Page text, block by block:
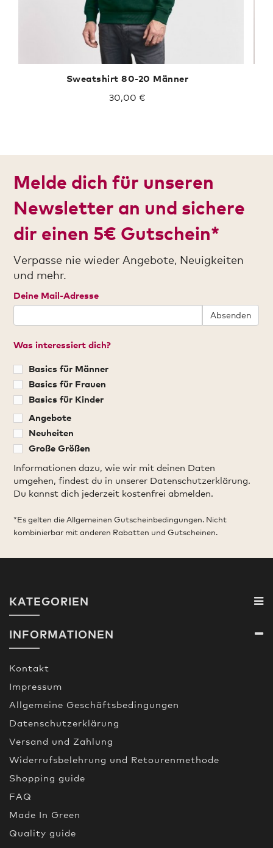
Sweatshirt 80-20 Männer
30,00 €
Melde dich für unseren
Newsletter an und sichere
dir einen 5€ Gutschein*
Verpasse nie wieder Angebote, Neuigkeiten
und mehr.
Deine Mail-Adresse
Absenden
Was interessiert dich?
Basics für Männer
Basics für Frauen
Basics für Kinder
Angebote
Neuheiten
Große Größen
Informationen dazu, wie wir mit deinen Daten
umgehen, findest du in unserer Datenschutzerklärung.
Du kannst dich jederzeit kostenfrei abmelden.
*Es gelten die Allgemeinen Gutscheinbedingungen. Nicht
kombinierbar mit anderen Rabatten und Gutscheinen.
KATEGORIEN
INFORMATIONEN
Kontakt
Impressum
Allgemeine Geschäftsbedingungen
Datenschutzerklärung
Versand und Zahlung
Widerrufsbelehrung und Retourenmethode
Shopping guide
FAQ
Made In Green
Quality guide